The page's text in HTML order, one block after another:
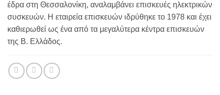
έδρα στη Θεσσαλονίκη, αναλαμβάνει επισκευές ηλεκτρικών
συσκευών. Η εταιρεία επισκευών ιδρύθηκε το 1978 και έχει
καθιερωθεί ως ένα από τα μεγαλύτερα κέντρα επισκευών
της Β. Ελλάδος.